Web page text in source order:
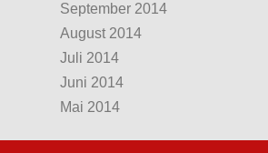
September 2014
August 2014
Juli 2014
Juni 2014
Mai 2014